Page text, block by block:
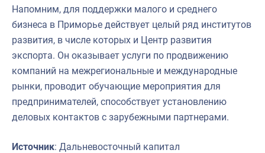
Напомним, для поддержки малого и среднего
бизнеса в Приморье действует целый ряд институтов
развития, в числе которых и Центр развития
экспорта. Он оказывает услуги по продвижению
компаний на межрегиональные и международные
рынки, проводит обучающие мероприятия для
предпринимателей, способствует установлению
деловых контактов с зарубежными партнерами.
Источник: Дальневосточный капитал